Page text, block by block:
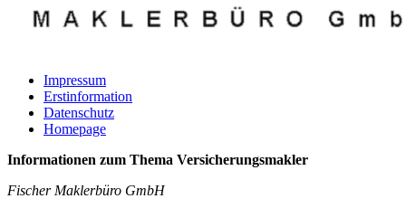
Impressum
Erstinformation
Datenschutz
Homepage
Informationen zum Thema Versicherungsmakler
Fischer Maklerbüro GmbH